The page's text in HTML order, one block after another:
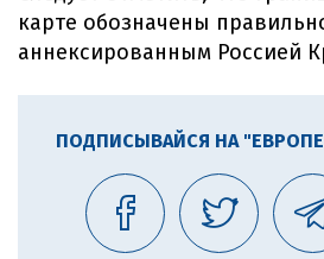
карте обозначены
аннексированным Россией
ПОДПИСЫВАЙСЯ НА